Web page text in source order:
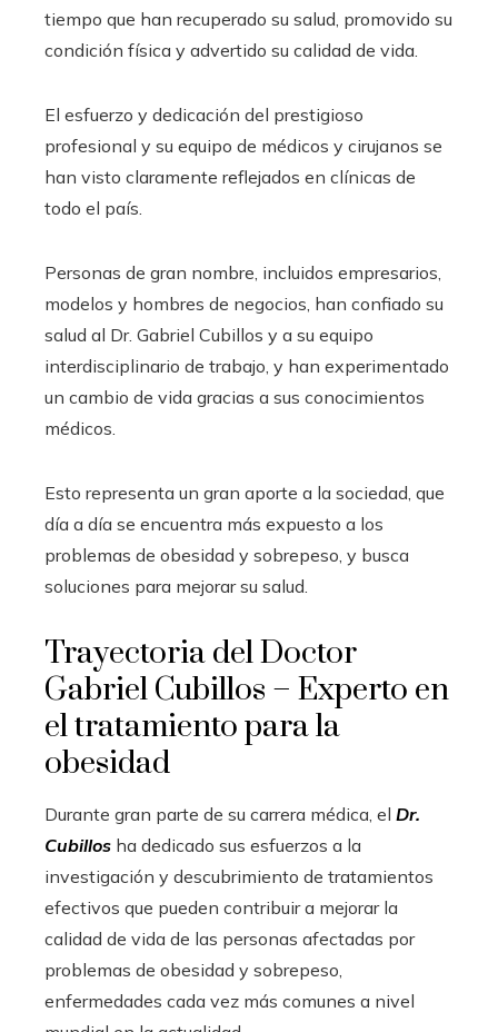
tiempo que han recuperado su salud, promovido su
condición física y advertido su calidad de vida.
El esfuerzo y dedicación del prestigioso
profesional y su equipo de médicos y cirujanos se
han visto claramente reflejados en clínicas de
todo el país.
Personas de gran nombre, incluidos empresarios,
modelos y hombres de negocios, han confiado su
salud al Dr. Gabriel Cubillos y a su equipo
interdisciplinario de trabajo, y han experimentado
un cambio de vida gracias a sus conocimientos
médicos.
Esto representa un gran aporte a la sociedad, que
día a día se encuentra más expuesto a los
problemas de obesidad y sobrepeso, y busca
soluciones para mejorar su salud.
Trayectoria del Doctor
Gabriel Cubillos – Experto en
el tratamiento para la
obesidad
Durante gran parte de su carrera médica, el Dr.
Cubillos ha dedicado sus esfuerzos a la
investigación y descubrimiento de tratamientos
efectivos que pueden contribuir a mejorar la
calidad de vida de las personas afectadas por
problemas de obesidad y sobrepeso,
enfermedades cada vez más comunes a nivel